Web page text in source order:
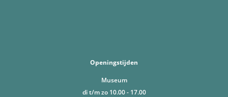
Openingstijden
Museum
di t/m zo 10.00 - 17.00